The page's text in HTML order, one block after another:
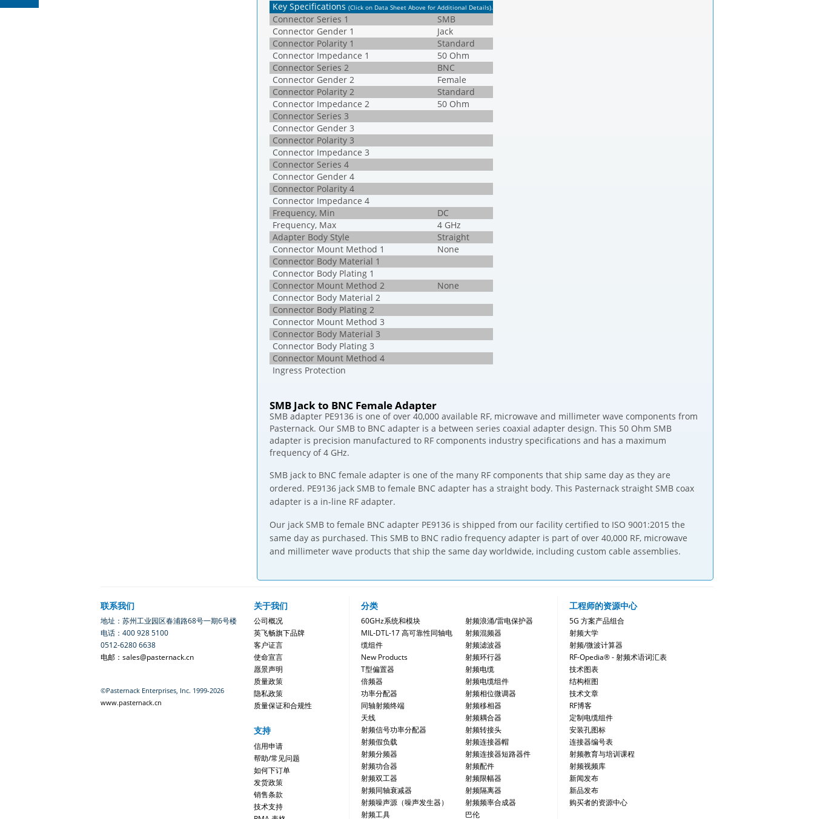
Key Specifications (Click on Data Sheet Above for Additional Details).
Connector Series 1
SMB
Connector Gender 1
Jack
Connector Polarity 1
Standard
Connector Impedance 1
50 Ohm
Connector Series 2
BNC
Connector Gender 2
Female
Connector Polarity 2
Standard
Connector Impedance 2
50 Ohm
Connector Series 3
Connector Gender 3
Connector Polarity 3
Connector Impedance 3
Connector Series 4
Connector Gender 4
Connector Polarity 4
Connector Impedance 4
Frequency, Min
DC
Frequency, Max
4 GHz
Adapter Body Style
Straight
Connector Mount Method 1
None
Connector Body Material 1
Connector Body Plating 1
Connector Mount Method 2
None
Connector Body Material 2
Connector Body Plating 2
Connector Mount Method 3
Connector Body Material 3
Connector Body Plating 3
Connector Mount Method 4
Ingress Protection
SMB Jack to BNC Female Adapter
SMB adapter PE9136 is one of over 40,000 available RF, microwave and millimeter wave components from
Pasternack. Our SMB to BNC adapter is a between series coaxial adapter design. This 50 Ohm SMB
adapter is precision manufactured to RF components industry specifications and has a maximum
frequency of 4 GHz.
SMB jack to BNC female adapter is one of the many RF components that ship same day as they are
ordered. PE9136 jack SMB to female BNC adapter has a straight body. This Pasternack straight SMB coax
adapter is a in-line RF adapter.
Our jack SMB to female BNC adapter PE9136 is shipped from our facility certified to ISO 9001:2015 the
same day as purchased. This SMB to BNC radio frequency adapter is part of over 40,000 RF, microwave
and millimeter wave products that ship the same day worldwide, including custom cable assemblies.
联系我们
地址：苏州工业园区春浦路68号一期6号楼
电话：400 928 5100
0512-6280 6638
电邮：sales@pasternack.cn
©Pasternack Enterprises, Inc. 1999-2026
www.pasternack.cn
关于我们
公司概况
英飞畅旗下品牌
客户证言
使命宣言
愿景声明
质量政策
隐私政策
质量保证和合规性
支持
信用申请
帮助/常见问题
如何下订单
发货政策
销售条款
技术支持
分类
60GHz系统和模块
MIL-DTL-17 高可靠性同轴电
缆组件
New Products
T型偏置器
倍频器
功率分配器
同轴射频终端
天线
射频信号功率分配器
射频假负载
射频分频器
射频功合器
射频双工器
射频同轴衰减器
射频噪声源（噪声发生器）
射频工具
射频浪涌/雷电保护器
射频混频器
射频滤波器
射频环行器
射频电缆
射频电缆组件
射频相位微调器
射频移相器
射频耦合器
射频转接头
射频连接器帽
射频连接器短路器件
射频配件
射频限幅器
射频隔离器
射频频率合成器
巴伦
工程师的资源中心
5G 方案产品组合
射频大学
射频/微波计算器
RF-Opedia® - 射频术语词汇表
技术图表
结构框图
技术文章
RF博客
定制电缆组件
安装孔图标
连接器编号表
射频教育与培训课程
射频视频库
新闻发布
新品发布
购买者的资源中心